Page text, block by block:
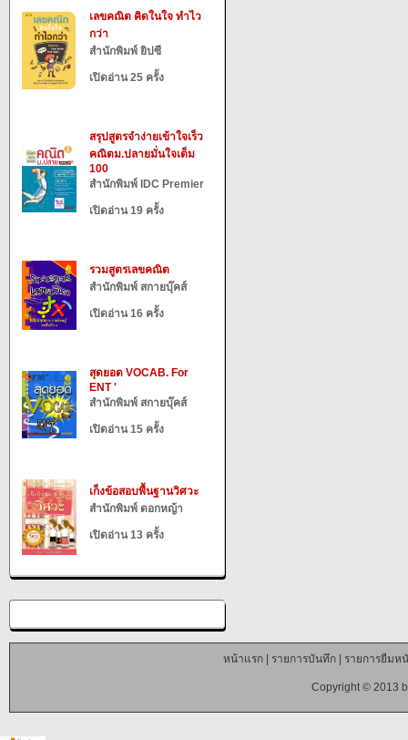
เลขคณิต คิดในใจ ทำไว
กว่า
สำนักพิมพ์ ยิปซี
เปิดอ่าน 25 ครั้ง
สรุปสูตรจำง่ายเข้าใจเร็ว
คณิตม.ปลายมั่นใจเต็ม
100
สำนักพิมพ์ IDC Premier
เปิดอ่าน 19 ครั้ง
รวมสูตรเลขคณิต
สำนักพิมพ์ สกายบุ๊คส์
เปิดอ่าน 16 ครั้ง
สุดยอด VOCAB. For
ENT '
สำนักพิมพ์ สกายบุ๊คส์
เปิดอ่าน 15 ครั้ง
เก็งข้อสอบพื้นฐานวิศวะ
สำนักพิมพ์ ดอกหญ้า
เปิดอ่าน 13 ครั้ง
หน้าแรก| รายการบันทึก| รายการยืมห
Copyright © 2013